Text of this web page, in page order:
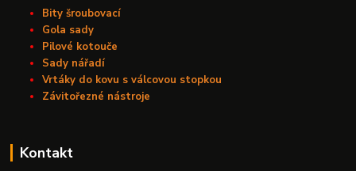
Bity šroubovací
Gola sady
Pilové kotouče
Sady nářadí
Vrtáky do kovu s válcovou stopkou
Závitořezné nástroje
Kontakt